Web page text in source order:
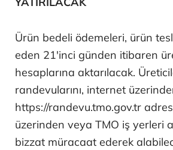
Ürün bedeli ödemeleri, ürün
eden 21'inci günden itibaren
hesaplarına aktarılacak.
randevularını, internet
https://randevu.tmo.gov.tr
üzerinden veya TMO iş yerleri
bizzat müracaat ederek